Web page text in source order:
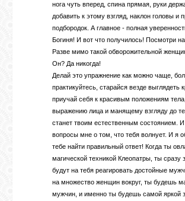
нога чуть вперед, спина прямая, руки
добавить к этому взгляд, наклон головы и
подбородок. А главное - полная
Богиня! И вот что получилось! Посмотри
Разве мимо такой обворожительной
Он? Да никогда!
Делай это упражнение как можно чаще,
практикуйтесь, старайся везде выглядеть
приучай себя к красивым положениям
выражению лица и манящему взгляду до
станет твоим естественным состоянием.
вопросы мне о том, что тебя волнует. И я
тебе найти правильный ответ! Когда ты
магической техникой Клеопатры, ты сразу
будут на тебя реагировать достойные
на множество женщин вокруг, ты будешь
мужчин, и именно ты будешь самой яркой